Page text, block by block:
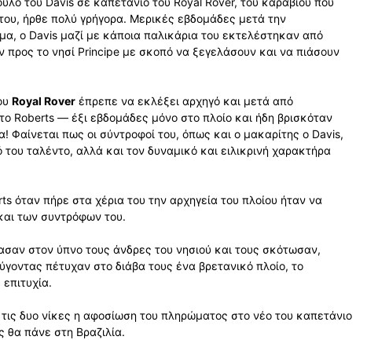
ήρθε πολύ γρήγορα. Μερικές εβδομάδες μετά την
ο Davis μαζί με κάποια παλικάρια του εκτελέστηκαν από
το νησί Principe με σκοπό να ξεγελάσουν και να πιάσουν
Royal Rover έπρεπε να εκλέξει αρχηγό και μετά από
Roberts — έξι εβδομάδες μόνο στο πλοίο και ήδη βρισκόταν
Φαίνεται πως οι σύντροφοί του, όπως και ο μακαρίτης ο Davis,
ταλέντο, αλλά και τον δυναμικό και ειλικρινή χαρακτήρα
όταν πήρε στα χέρια του την αρχηγεία του πλοίου ήταν να
των συντρόφων του.
στον ύπνο τους άνδρες του νησιού και τους σκότωσαν,
πέτυχαν στο διάβα τους ένα βρετανικό πλοίο, το
δυο νίκες η αφοσίωση του πληρώματος στο νέο του καπετάνιο
θα πάνε στη Βραζιλία.